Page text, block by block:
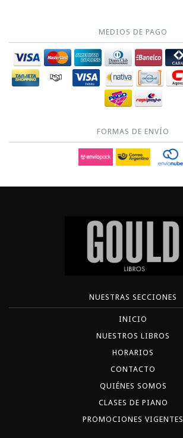
MEDIOS DE PAGO
FORMAS DE ENVÍO
NUESTRAS SECCIONES
INICIO
NUESTROS LIBROS
HORARIOS
CONTACTO
QUIÉNES SOMOS
CLASES DE PIANO
PROMOCIONES VIGENTES